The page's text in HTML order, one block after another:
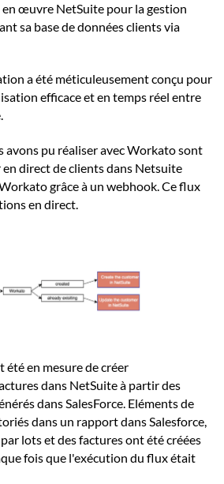
œuvre NetSuite pour la gestion
sa base de données clients via
a été méticuleusement conçu pour
efficace et en temps réel entre
avons pu réaliser avec Workato sont
direct de clients dans Netsuite
grâce à un webhook. Ce flux
en direct.
été en mesure de créer
dans NetSuite à partir des
dans SalesForce. Eléments de
dans un rapport dans Salesforce,
lots et des factures ont été créées
fois que l'exécution du flux était